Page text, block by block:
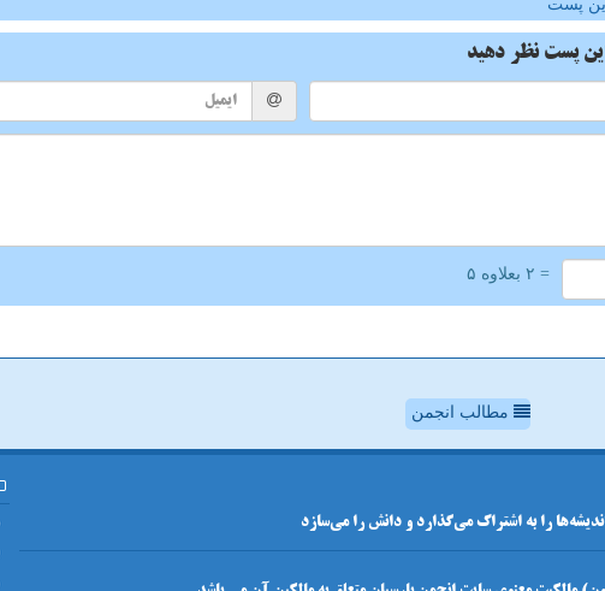
پست
پست نظر دهید
= ۲ بعلاوه ۵
مطالب انجمن
اندیشه‌ها را به اشتراک می‌گذارد و دانش را می‌سازد